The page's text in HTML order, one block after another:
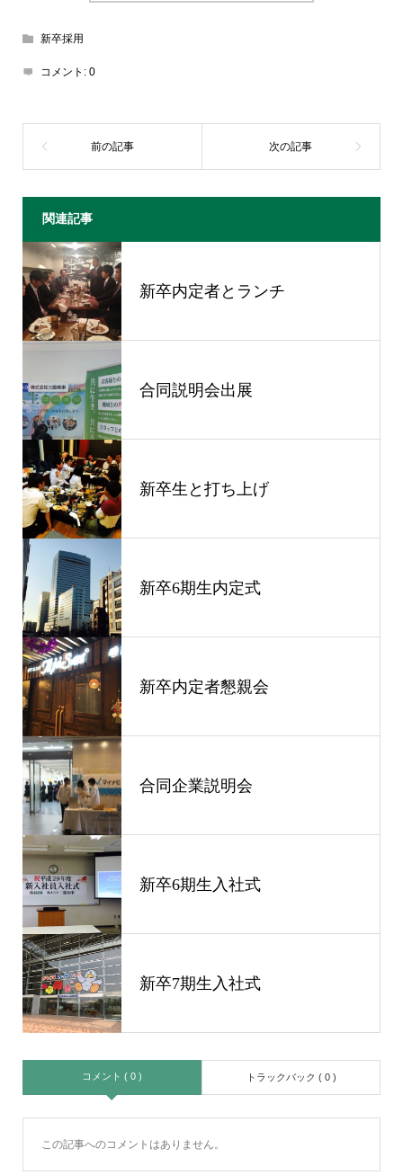
新卒採用
コメント: 0
関連記事
新卒内定者とランチ
合同説明会出展
新卒生と打ち上げ
新卒6期生内定式
新卒内定者懇親会
合同企業説明会
新卒6期生入社式
新卒7期生入社式
コメント ( 0 ) トラックバック ( 0 )
この記事へのコメントはありません。